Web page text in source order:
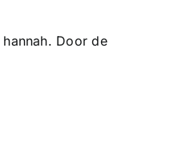
hannah. Door de